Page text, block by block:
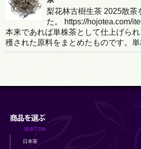
梨花林古樹生茶 2025散茶
た。 https://hojotea.com/
本来であれば単株茶として仕上げら
穫された原料をまとめたものです。
日本茶